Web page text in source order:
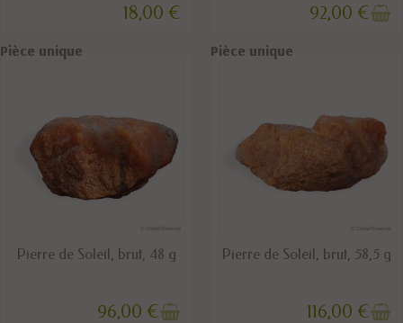
18,00 € 92,00 €
RUPTURE DE STOCK
Pièce unique
Pierre de Soleil, brut, 48 g
96,00 €
Pièce unique
RUPTURE DE STOCK
Pièce unique
Pierre de Soleil, brut, 58,5 g
116,00 €
Pièce unique